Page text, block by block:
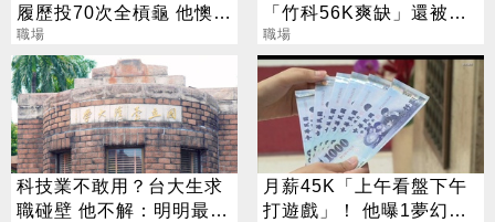
履歷投70次全槓龜 他懊
惱：竹科夢碎了
職場
「竹科56K爽缺」還被嫌
他氣炸：沒救了
職場
科技業不敢用？台大生求
職碰壁 他不解：明明最優
月薪45K「上午看盤下午
打遊戲」！ 他曝1夢幻職